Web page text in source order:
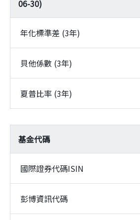
06-30)
年化標準差 (3年)
貝他係數 (3年)
夏普比率 (3年)
基金代碼
國際證券代碼ISIN
彭博資訊代碼